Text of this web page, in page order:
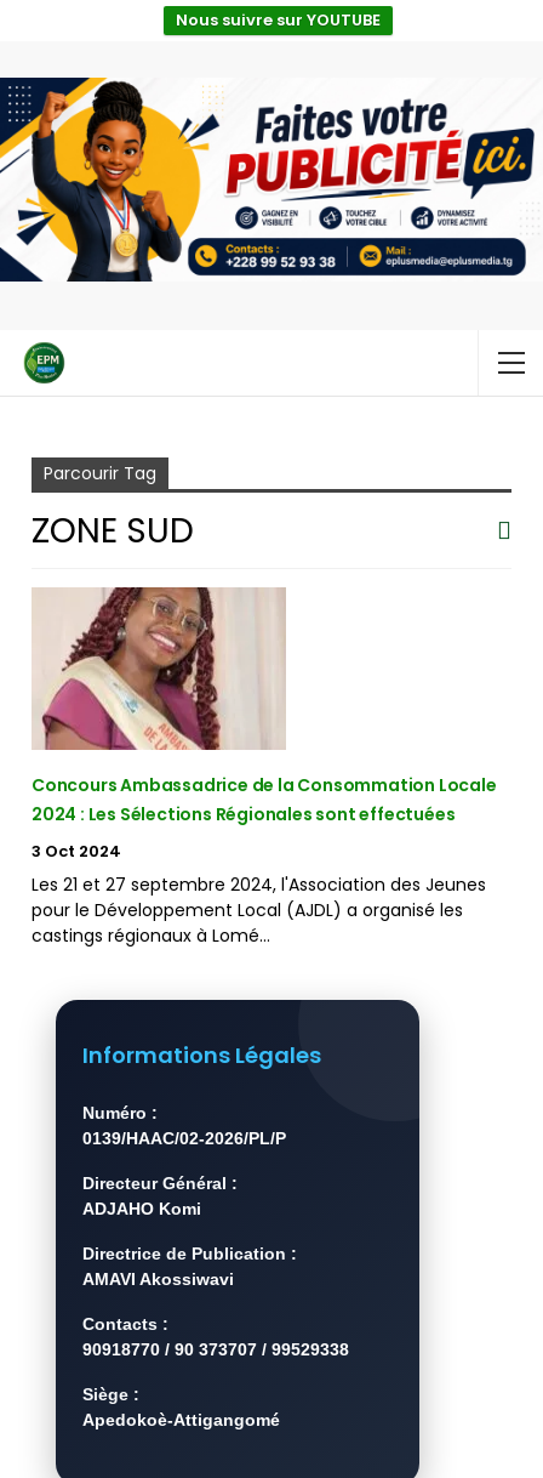
Nous suivre sur YOUTUBE
Parcourir Tag
ZONE SUD
Concours Ambassadrice de la Consommation Locale
2024 : Les Sélections Régionales sont effectuées
3 Oct 2024
Les 21 et 27 septembre 2024, l'Association des Jeunes
pour le Développement Local (AJDL) a organisé les
castings régionaux à Lomé…
Informations Légales
Numéro :
0139/HAAC/02-2026/PL/P
Directeur Général :
ADJAHO Komi
Directrice de Publication :
AMAVI Akossiwavi
Contacts :
90918770 / 90 373707 / 99529338
Siège :
Apedokoè-Attigangomé